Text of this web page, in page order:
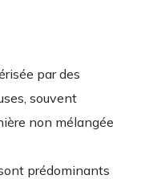
par des
souvent
non mélangée
prédominants